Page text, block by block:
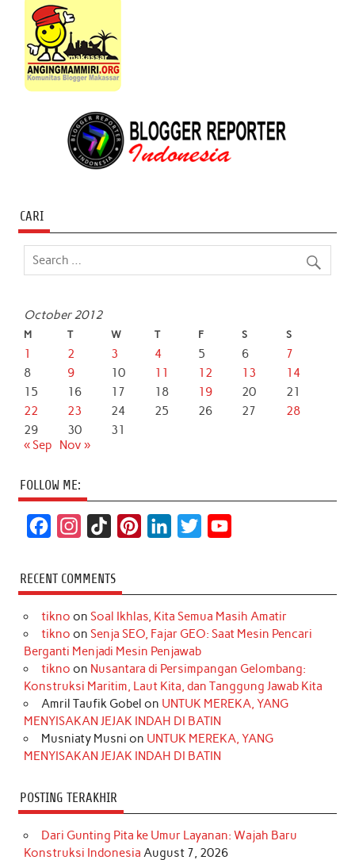
CARI
October 2012
M T W T F S S
1 2 3 4 5 6
7
8
9 10 11 12 13
14
15
16 17 18 19 20
21
22
23 24 25 26 27
28
29
30
31
« Sep
Nov »
FOLLOW ME:
c
e
b
o
k
s
t
a
r
a
m
k
T
o
k
t
e
r
e
s
t
k
e
d
I
n
t
t
r
T
u
e
RECENT COMMENTS
tikno on Soal Ikhlas, Kita Semua Masih Amatir
tikno on Senja SEO, Fajar GEO: Saat Mesin Pencari
Berganti Menjadi Mesin Penjawab
tikno on Nusantara di Persimpangan Gelombang:
Konstruksi Maritim, Laut Kita, dan Tanggung Jawab Kita
Amril Taufik Gobel on UNTUK MEREKA, YANG
MENYISAKAN JEJAK INDAH DI BATIN
Musniaty Musni on UNTUK MEREKA, YANG
MENYISAKAN JEJAK INDAH DI BATIN
POSTING TERAKHIR
Dari Gunting Pita ke Umur Layanan: Wajah Baru
Konstruksi Indonesia August 7, 2026